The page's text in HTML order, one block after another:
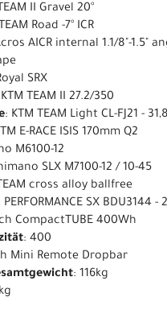
II Gravel 20°
Road -7° ICR
AICR internal 1.1/8"-1.5"
SRX
TEAM II 27.2/350
: KTM TEAM Light CL-FJ21 -
E-RACE ISIS 170mm Q2
M6100-12
SLX M7100-12 / 10-45
cross alloy ballfree
SX BDU3144
CompactTUBE 400Wh
: 400
Mini Remote Dropbar
: 116kg